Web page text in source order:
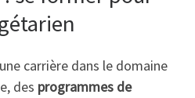
carrière dans le domaine
des programmes de